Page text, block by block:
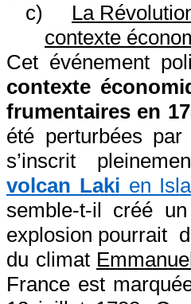
c)
La
contexte
Cet événement
contexte
frumentaires en
été perturbées par
s’inscrit
volcan Laki en
semble-t-il créé
explosion pourrait
du climat
France est